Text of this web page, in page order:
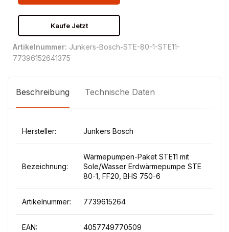
Kaufe Jetzt
Artikelnummer: Junkers-Bosch-STE-80-1-STE11-
77396152641375
Beschreibung Technische Daten
Hersteller: Junkers Bosch
Bezeichnung:
Wärmepumpen-Paket STE11 mit
Sole/Wasser Erdwärmepumpe STE
80-1, FF20, BHS 750-6
Artikelnummer: 7739615264
EAN: 4057749770509